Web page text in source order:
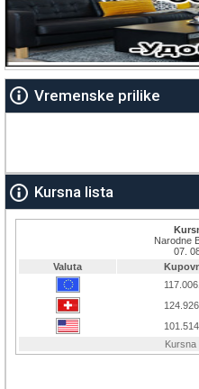
Vremenske prilike
Kursna lista